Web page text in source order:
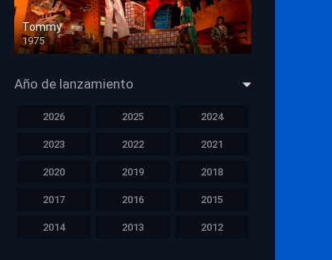
Tommy
1975
HD 1080p
Año de lanzamiento
2026 2025 2024
2023 2022 2021
2020 2019 2018
2017 2016 2015
2014 2013 2012